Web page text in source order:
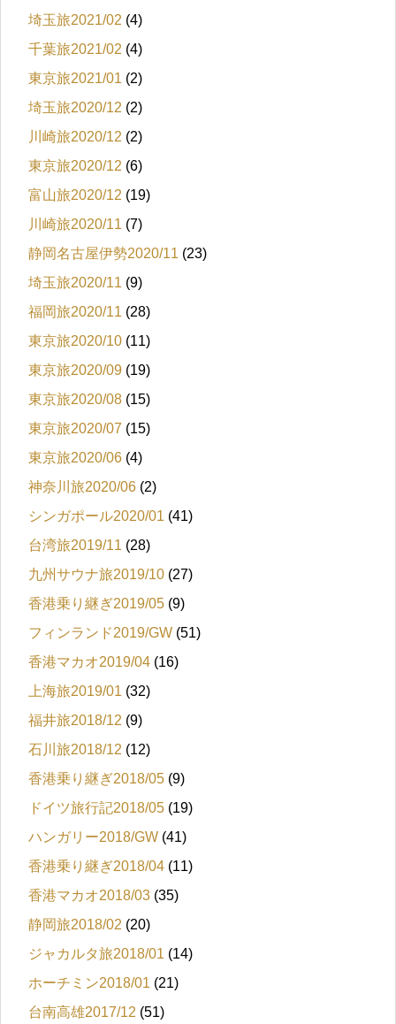
埼玉旅2021/02 (4)
千葉旅2021/02 (4)
東京旅2021/01 (2)
埼玉旅2020/12 (2)
川崎旅2020/12 (2)
東京旅2020/12 (6)
富山旅2020/12 (19)
川崎旅2020/11 (7)
静岡名古屋伊勢2020/11 (23)
埼玉旅2020/11 (9)
福岡旅2020/11 (28)
東京旅2020/10 (11)
東京旅2020/09 (19)
東京旅2020/08 (15)
東京旅2020/07 (15)
東京旅2020/06 (4)
神奈川旅2020/06 (2)
シンガポール2020/01 (41)
台湾旅2019/11 (28)
九州サウナ旅2019/10 (27)
香港乗り継ぎ2019/05 (9)
フィンランド2019/GW (51)
香港マカオ2019/04 (16)
上海旅2019/01 (32)
福井旅2018/12 (9)
石川旅2018/12 (12)
香港乗り継ぎ2018/05 (9)
ドイツ旅行記2018/05 (19)
ハンガリー2018/GW (41)
香港乗り継ぎ2018/04 (11)
香港マカオ2018/03 (35)
静岡旅2018/02 (20)
ジャカルタ旅2018/01 (14)
ホーチミン2018/01 (21)
台南高雄2017/12 (51)